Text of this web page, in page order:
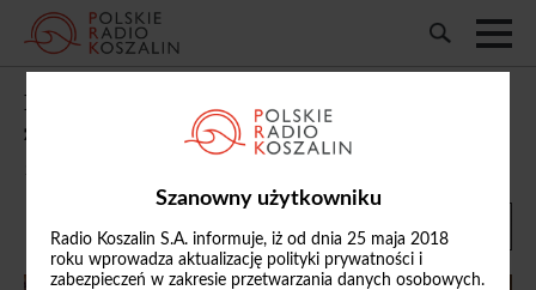
Szanowny użytkowniku
Radio Koszalin S.A. informuje, iż od dnia 25 maja 2018
roku wprowadza aktualizację polityki prywatności i
zabezpieczeń w zakresie przetwarzania danych osobowych.
Dobiega końca rozbudowa miejskiego
żłobka przy ulicy Andersa w Słupsku